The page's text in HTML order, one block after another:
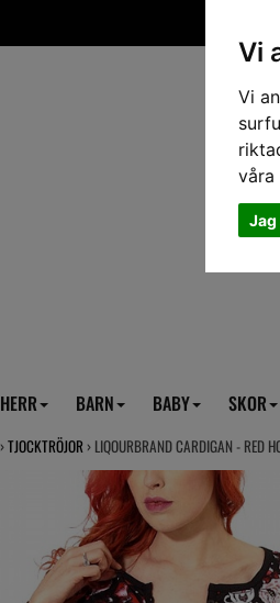
Vi
Vi
våra
Jag
HERR BARN BABY SKOR
›TJOCKTRÖJOR › LIQOURBRAND CARDIGAN - RED